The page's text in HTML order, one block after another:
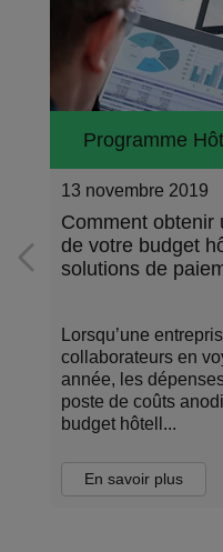
Programme
13 novembre 2019
Comment obtenir
de votre budget
solutions de
Lorsqu’une
collaborateurs en
année, les
poste de coûts
budget hôtell...
En savoir plus